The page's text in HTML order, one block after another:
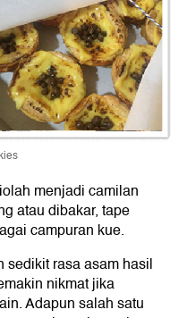
menjadi camilan
atau dibakar, tape
campuran kue.
sedikit rasa asam hasil
nikmat jika
Adapun salah satu